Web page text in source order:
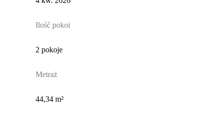
Ilość pokoi
2 pokoje
Metraż
44,34 m²